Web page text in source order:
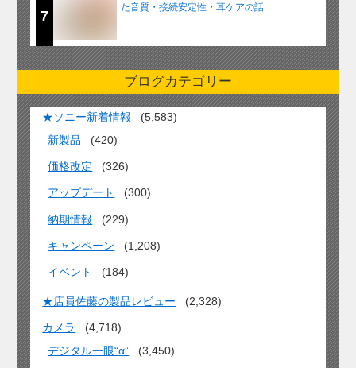
7
た音質・接続安定性・耳ケアの話
ブログカテゴリー
★ソニー新着情報
(5,583)
新製品
(420)
価格改定 (326)
アップデート (300)
納期情報 (229)
キャンペーン (1,208)
イベント (184)
★店員佐藤の製品レビュー (2,328)
カメラ
(4,718)
デジタル一眼“α”
(3,450)